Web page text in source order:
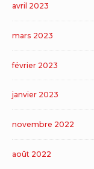
avril 2023
mars 2023
février 2023
janvier 2023
novembre 2022
août 2022